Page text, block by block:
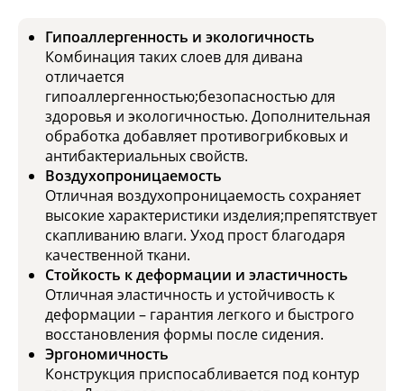
Гипоаллергенность и экологичность
Комбинация таких слоев для дивана
отличается
гипоаллергенностью;безопасностью для
здоровья и экологичностью. Дополнительная
обработка добавляет противогрибковых и
антибактериальных свойств.
Воздухопроницаемость
Отличная воздухопроницаемость сохраняет
высокие характеристики изделия;препятствует
скапливанию влаги. Уход прост благодаря
качественной ткани.
Стойкость к деформации и эластичность
Отличная эластичность и устойчивость к
деформации – гарантия легкого и быстрого
восстановления формы после сидения.
Эргономичность
Конструкция приспосабливается под контур